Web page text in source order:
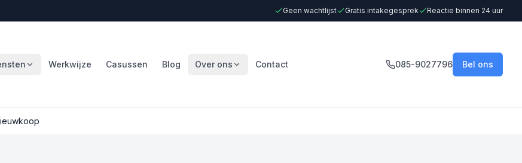
Geen wachtlijst Gratis intakegesprek Reactie binnen 24 uur
Werkwijze Casussen Blog Over ons Contact 085-9027796 Bel ons